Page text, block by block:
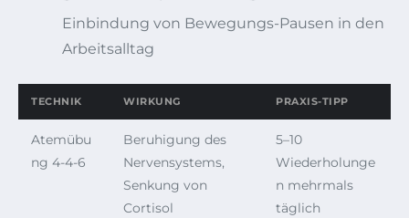
Einbindung von Bewegungs-Pausen in den
Arbeitsalltag
TECHNIK WIRKUNG PRAXIS-TIPP
Atemübu
ng 4-4-6
Beruhigung des
Nervensystems,
Senkung von
Cortisol
5–10
Wiederholunge
n mehrmals
täglich